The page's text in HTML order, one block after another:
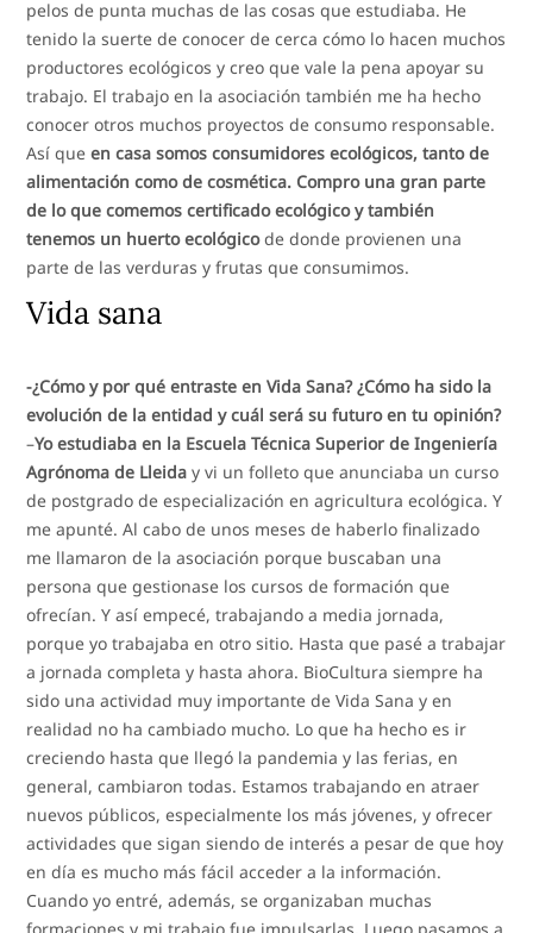
pelos de punta muchas de las cosas que estudiaba. He
tenido la suerte de conocer de cerca cómo lo hacen muchos
productores ecológicos y creo que vale la pena apoyar su
trabajo. El trabajo en la asociación también me ha hecho
conocer otros muchos proyectos de consumo responsable.
Así queen casa somos consumidores ecológicos, tanto de
alimentación como de cosmética. Compro una gran parte
de lo que comemos certificado ecológico y también
tenemos un huerto ecológicode donde provienen una
parte de las verduras y frutas que consumimos.
Vida sana
-¿Cómo y por qué entraste en Vida Sana? ¿Cómo ha sido la
evolución de la entidad y cuál será su futuro en tu opinión?
–Yo estudiaba en la Escuela Técnica Superior de Ingeniería
Agrónoma de Lleida y vi un folleto que anunciaba un curso
de postgrado de especialización en agricultura ecológica. Y
me apunté. Al cabo de unos meses de haberlo finalizado
me llamaron de la asociación porque buscaban una
persona que gestionase los cursos de formación que
ofrecían. Y así empecé, trabajando a media jornada,
porque yo trabajaba en otro sitio. Hasta que pasé a trabajar
a jornada completa y hasta ahora. BioCultura siempre ha
sido una actividad muy importante de Vida Sana y en
realidad no ha cambiado mucho. Lo que ha hecho es ir
creciendo hasta que llegó la pandemia y las ferias, en
general, cambiaron todas. Estamos trabajando en atraer
nuevos públicos, especialmente los más jóvenes, y ofrecer
actividades que sigan siendo de interés a pesar de que hoy
en día es mucho más fácil acceder a la información.
Cuando yo entré, además, se organizaban muchas